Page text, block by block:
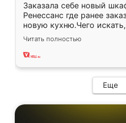
Заказала себе новый
Ренессанс где ранее
новую кухню.Чего
вполне довольна. Служит
два года, нареканий нет.
Читать полностью
Еще